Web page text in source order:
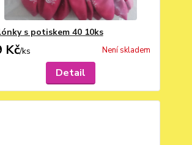
s potiskem 40 10ks
Kč/ks Není skladem
Detail